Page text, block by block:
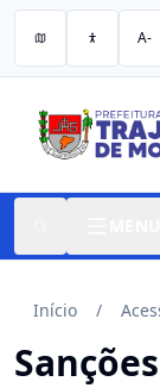
A-
Início /